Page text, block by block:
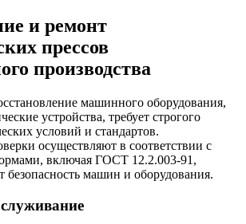
и ремонт
прессов
производства
машинного оборудования,
устройства, требует строгого
условий и стандартов.
осуществляют в соответствии с
включая ГОСТ 12.2.003-91,
безопасность машин и оборудования.